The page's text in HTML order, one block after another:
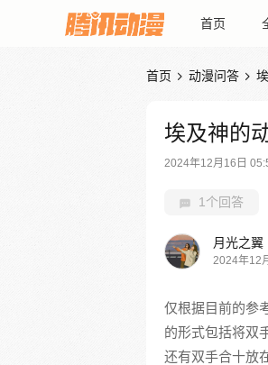
首页
首页  动漫问答 
埃及神的
2024年12月16日
1个回答
月光之翼
2024年12
仅根据目前的参
的形式包括将双
还有双手合十放